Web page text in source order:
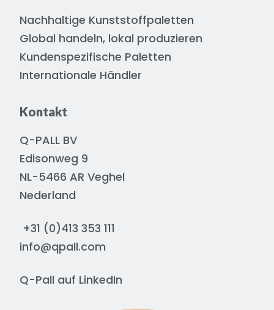
Nachhaltige Kunststoffpaletten
Global handeln, lokal produzieren
Kundenspezifische Paletten
Internationale Händler
Kontakt
Q-PALL BV
Edisonweg 9
NL-5466 AR Veghel
Nederland
+31 (0)413 353 111
info@qpall.com
Q-Pall auf LinkedIn